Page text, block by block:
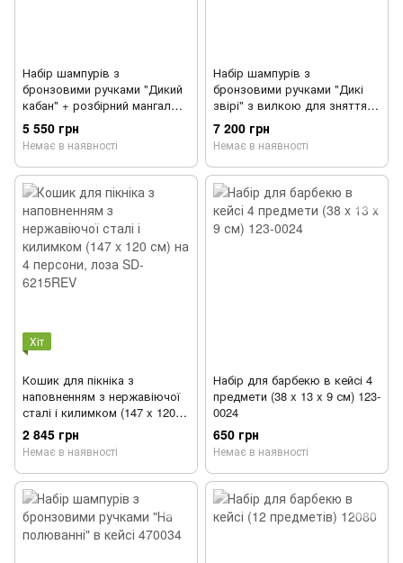
Набір шампурів з
бронзовими ручками "Дикий
кабан" + розбірний мангал
"Лось" в шкіряному кейсі
470061
5 550 грн
Немає в наявності
Набір шампурів з
бронзовими ручками "Дикі
звірі" з вилкою для зняття
м'яса та ножем в сагайдаку з
шкіри 470092
7 200 грн
Немає в наявності
Хіт
Кошик для пікніка з
наповненням з нержавіючої
сталі і килимком (147 x 120
см) на 4 персони, лоза SD-
6215REV
2 845 грн
Немає в наявності
Набір для барбекю в кейсі 4
предмети (38 x 13 x 9 см) 123-
0024
650 грн
Немає в наявності